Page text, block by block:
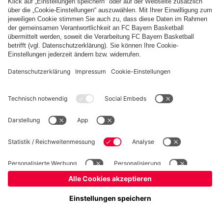
Kinder- und Jugendschutz Hinweisgebersystem FAQ Kontakt
Verträge hier kündigen Cookie-Einstellungen